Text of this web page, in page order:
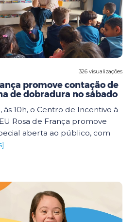
326 visualizações
promove contação de
de dobradura no sábado
às 10h, o Centro de Incentivo à
Rosa de França promove
aberta ao público, com